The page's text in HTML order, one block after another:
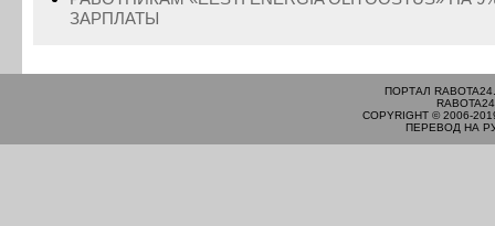
ЗАРПЛАТЫ
ПОРТАЛ
COPYRIGHT © 2006-
ПЕРЕВОД НА